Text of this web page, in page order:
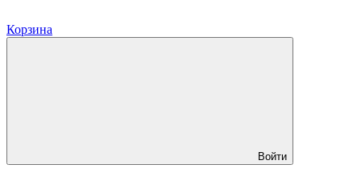
Корзина
Войти